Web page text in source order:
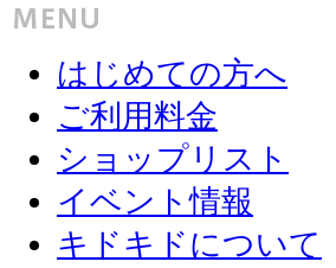
はじめての方へ
ご利用料金
ショップリスト
イベント情報
キドキドについて